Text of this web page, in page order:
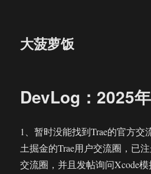
大菠萝饭
DevLog：2025
1、暂时没能找到Trae的官方
土掘金的Trae用户交流圈，已
交流圈，并且发帖询问Xcode